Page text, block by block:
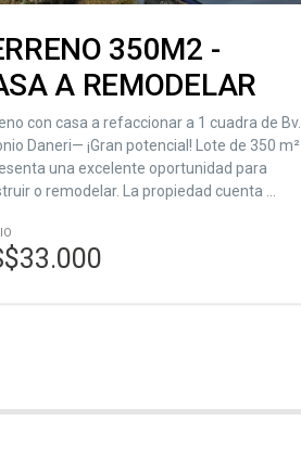
350M2 -
A REMODELAR
con casa a refaccionar a 1 cuadra de Bv.
Daneri— ¡Gran potencial! Lote de 350 m²
una excelente oportunidad para
o remodelar. La propiedad cuenta ...